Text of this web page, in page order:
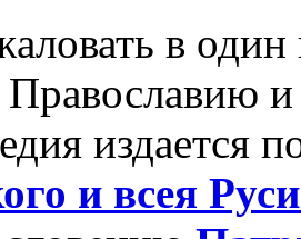
в
издается
и всея